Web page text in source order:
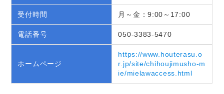
受付時間 月～金：9:00～17:00
電話番号 050-3383-5470
ホームページ
https://www.houterasu.o
r.jp/site/chihoujimusho-m
ie/mielawaccess.html